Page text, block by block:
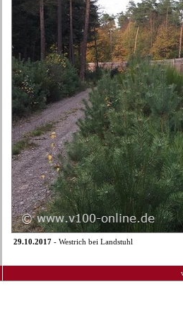
29.10.2017 - Westrich bei Landstuhl